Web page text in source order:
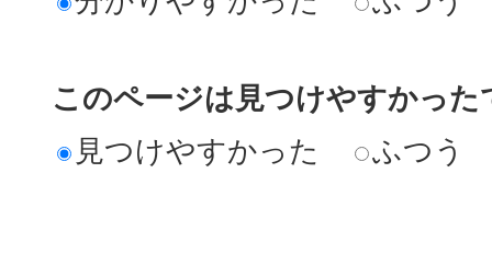
このページは見つけやすかった
見つけやすかった
ふつう